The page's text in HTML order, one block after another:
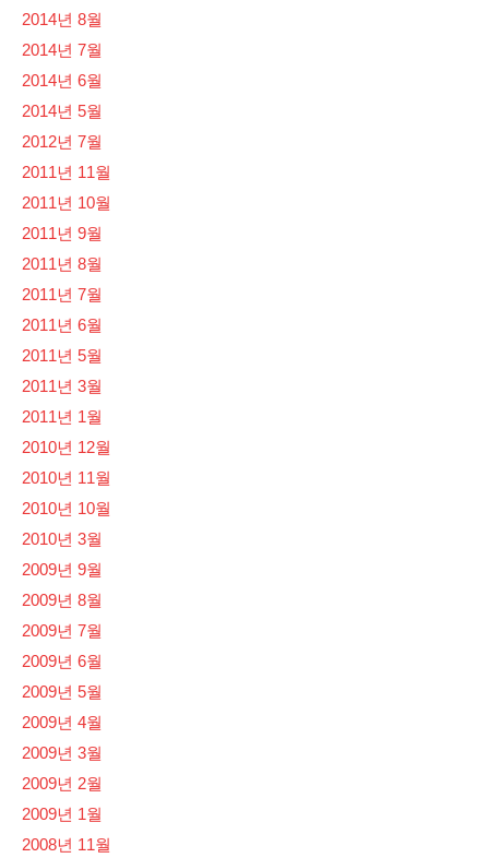
2014년 8월
2014년 7월
2014년 6월
2014년 5월
2012년 7월
2011년 11월
2011년 10월
2011년 9월
2011년 8월
2011년 7월
2011년 6월
2011년 5월
2011년 3월
2011년 1월
2010년 12월
2010년 11월
2010년 10월
2010년 3월
2009년 9월
2009년 8월
2009년 7월
2009년 6월
2009년 5월
2009년 4월
2009년 3월
2009년 2월
2009년 1월
2008년 11월